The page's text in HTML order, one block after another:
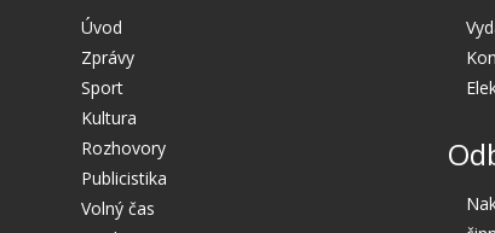
Úvod
Zprávy
Sport
Kultura
Rozhovory
Publicistika
Volný čas